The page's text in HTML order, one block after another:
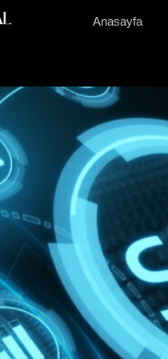
Anasayfa